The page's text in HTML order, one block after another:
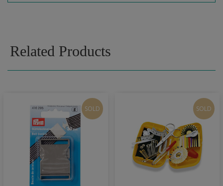
Related Products
SOLD SOLD